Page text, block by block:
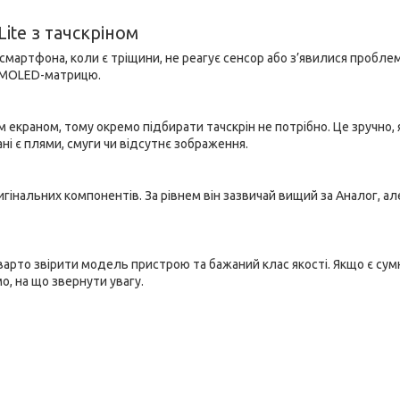
з тачскріном
коли є тріщини, не реагує сенсор або з’явилися
матрицю.
тому окремо підбирати тачскрін не потрібно. Це зручно,
є плями, смуги чи відсутнє зображення.
компонентів. За рівнем він зазвичай вищий за Аналог,
звірити модель пристрою та бажаний клас якості. Якщо є
на що звернути увагу.